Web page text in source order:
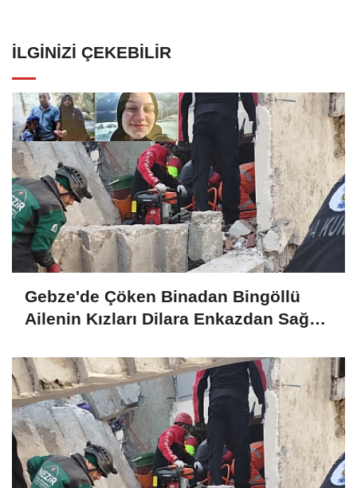
İLGINIZI ÇEKEBILIR
Gebze'de Çöken Binadan Bingöllü
Ailenin Kızları Dilara Enkazdan Sağ